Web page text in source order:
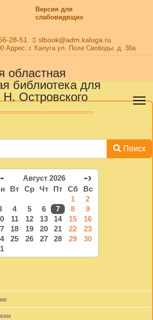
Версия для
слабовидящих
28-51 slbook@adm.kaluga.ru
Адрес: г. Калуга ул. Поле Свободы. д. 36а
Поиск
Август 2026 -›
Вт Ср Чт Пт Сб
Вс
1
2
4 5 6 7 8
9
11 12 13 14 15
16
18 19 20 21 22
23
25 26 27 28 29
30